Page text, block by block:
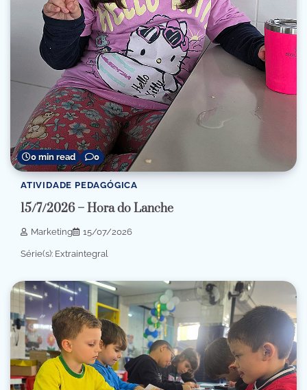
0 min read 0
ATIVIDADE PEDAGÓGICA
15/7/2026 – Hora do Lanche
Marketing 15/07/2026
Série(s): Extraintegral